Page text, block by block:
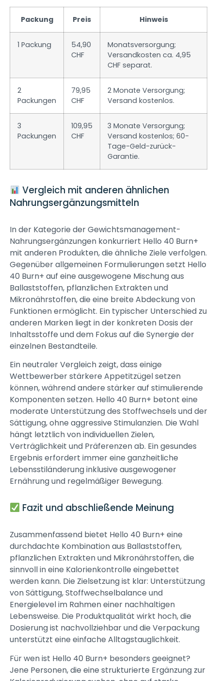
Packung Preis Hinweis
1 Packung
54,90
CHF
Monatsversorgung;
Versandkosten ca. 4,95
CHF separat.
2
Packungen
79,95
CHF
2 Monate Versorgung;
Versand kostenlos.
3
Packungen
109,95
CHF
3 Monate Versorgung;
Versand kostenlos; 60-
Tage-Geld-zurück-
Garantie.
Vergleich mit anderen ähnlichen
Nahrungsergänzungsmitteln
In der Kategorie der Gewichtsmanagement-
Nahrungsergänzungen konkurriert Hello 40 Burn+
mit anderen Produkten, die ähnliche Ziele verfolgen.
Gegenüber allgemeinen Formulierungen setzt Hello
40 Burn+ auf eine ausgewogene Mischung aus
Ballaststoffen, pflanzlichen Extrakten und
Mikronährstoffen, die eine breite Abdeckung von
Funktionen ermöglicht. Ein typischer Unterschied zu
anderen Marken liegt in der konkreten Dosis der
Inhaltsstoffe und dem Fokus auf die Synergie der
einzelnen Bestandteile.
Ein neutraler Vergleich zeigt, dass einige
Wettbewerber stärkere Appetitzügel setzen
können, während andere stärker auf stimulierende
Komponenten setzen. Hello 40 Burn+ betont eine
moderate Unterstützung des Stoffwechsels und der
Sättigung, ohne aggressive Stimulanzien. Die Wahl
hängt letztlich von individuellen Zielen,
Verträglichkeit und Präferenzen ab. Ein gesundes
Ergebnis erfordert immer eine ganzheitliche
Lebensstiländerung inklusive ausgewogener
Ernährung und regelmäßiger Bewegung.
Fazit und abschließende Meinung
Zusammenfassend bietet Hello 40 Burn+ eine
durchdachte Kombination aus Ballaststoffen,
pflanzlichen Extrakten und Mikronährstoffen, die
sinnvoll in eine Kalorienkontrolle eingebettet
werden kann. Die Zielsetzung ist klar: Unterstützung
von Sättigung, Stoffwechselbalance und
Energielevel im Rahmen einer nachhaltigen
Lebensweise. Die Produktqualität wirkt hoch, die
Dosierung ist nachvollziehbar und die Verpackung
unterstützt eine einfache Alltagstauglichkeit.
Für wen ist Hello 40 Burn+ besonders geeignet?
Jene Personen, die eine strukturierte Ergänzung zur